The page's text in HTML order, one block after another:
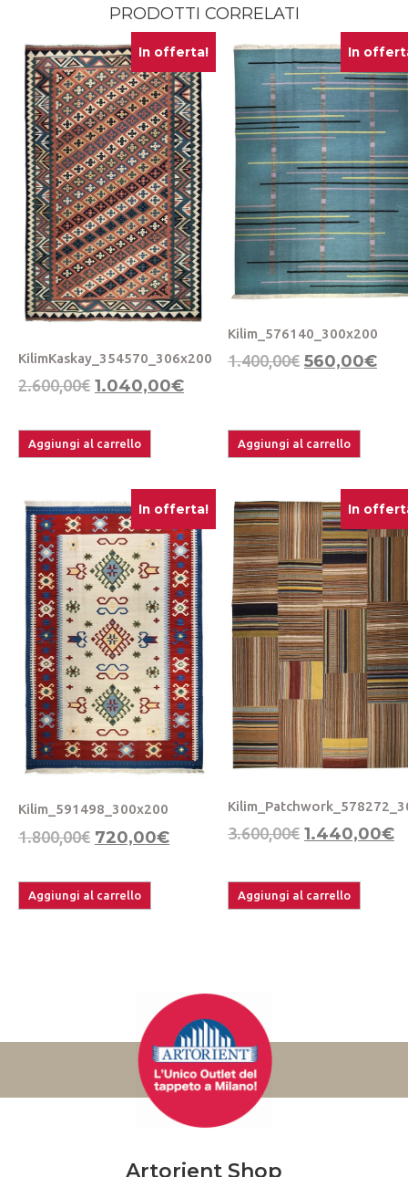
PRODOTTI CORRELATI
In offerta!
KilimKaskay_354570_306x200
2.600,00€ 1.040,00€
Aggiungi al carrello
In
Kilim_576140_300x200
1.400,00€ 560,00€
Aggiungi al carrello
In offerta!
Kilim_591498_300x200
1.800,00€ 720,00€
Aggiungi al carrello
In
3.600,00€ 1.440,00€
Aggiungi al carrello
Artorient Shop